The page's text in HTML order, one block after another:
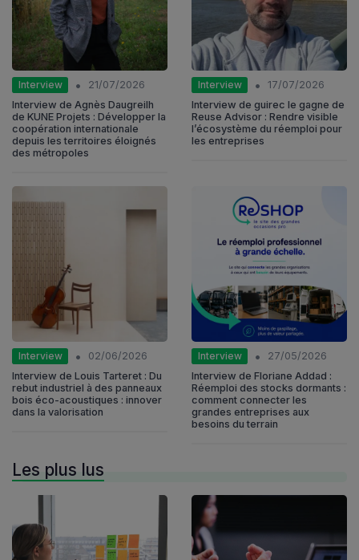
Interview •
21/07/2026
Interview de Agnès Daugreilh
de KUNE Projets : Développer la
coopération internationale
depuis les territoires éloignés
des métropoles
Interview •
17/07/2026
Interview de guirec le gagne de
Reuse Advisor : Rendre visible
l’écosystème du réemploi pour
les entreprises
Interview •
02/06/2026
Interview de Louis Tarteret : Du
rebut industriel à des panneaux
bois éco-acoustiques : innover
dans la valorisation
Interview •
27/05/2026
Interview de Floriane Addad :
Réemploi des stocks dormants :
comment connecter les
grandes entreprises aux
besoins du terrain
Les plus lus